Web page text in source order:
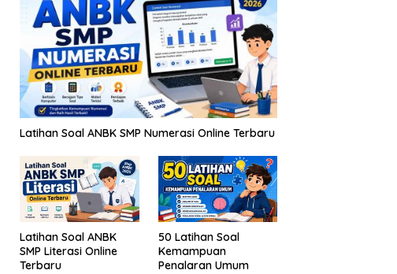
Latihan Soal ANBK SMP Numerasi Online Terbaru
Latihan Soal ANBK
SMP Literasi Online
Terbaru
50 Latihan Soal
Kemampuan
Penalaran Umum